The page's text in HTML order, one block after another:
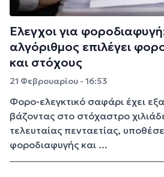
Έλεγχοι για
αλγόριθμος επιλέγει
και στόχους
21 Φεβρουαρίου - 16:53
Φορο-ελεγκτικό σαφάρι έχει
βάζοντας στο στόχαστρο
τελευταίας πενταετίας,
φοροδιαφυγής και ...